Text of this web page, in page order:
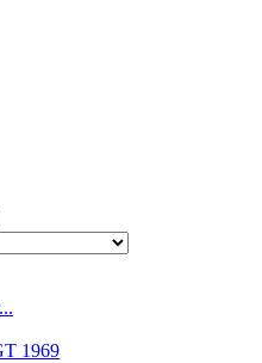
1969